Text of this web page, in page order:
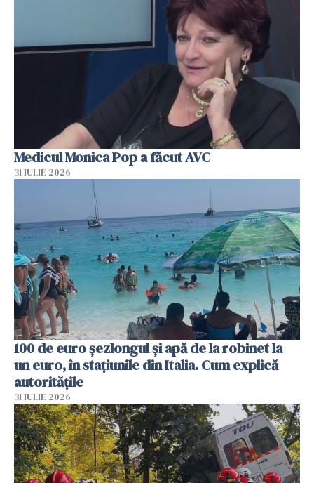
Medicul Monica Pop a făcut AVC
31 IULIE 2026
100 de euro șezlongul și apă de la robinet la
un euro, în stațiunile din Italia. Cum explică
autoritățile
31 IULIE 2026